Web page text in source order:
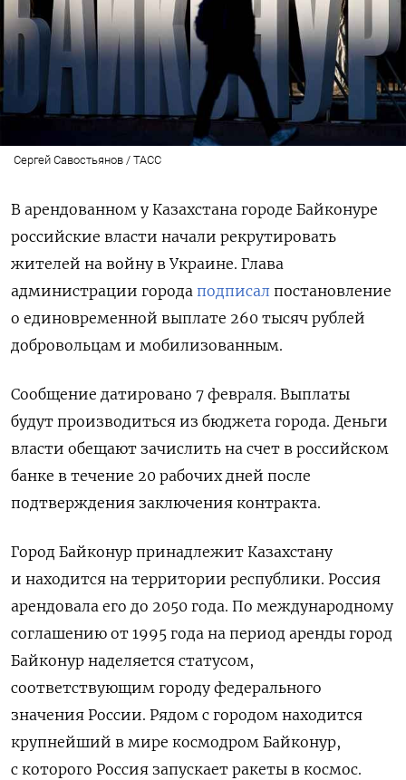
Сергей Савостьянов / ТАСС
В арендованном у Казахстана городе Байконуре
российские власти начали рекрутировать
жителей на войну в Украине. Глава
администрации города подписал постановление
о единовременной выплате 260 тысяч рублей
добровольцам и мобилизованным.
Сообщение датировано 7 февраля. Выплаты
будут производиться из бюджета города. Деньги
власти обещают зачислить на счет в российском
банке в течение 20 рабочих дней после
подтверждения заключения контракта.
Город Байконур принадлежит Казахстану
и находится на территории республики. Россия
арендовала его до 2050 года. По международному
соглашению от 1995 года на период аренды город
Байконур наделяется статусом,
соответствующим городу федерального
значения России. Рядом с городом находится
крупнейший в мире космодром Байконур,
с которого Россия запускает ракеты в космос.